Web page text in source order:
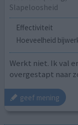
Slapeloosheid
Effectiviteit
Hoeveelheid
Werkt niet. Ik val
overgestapt naar
geef mening